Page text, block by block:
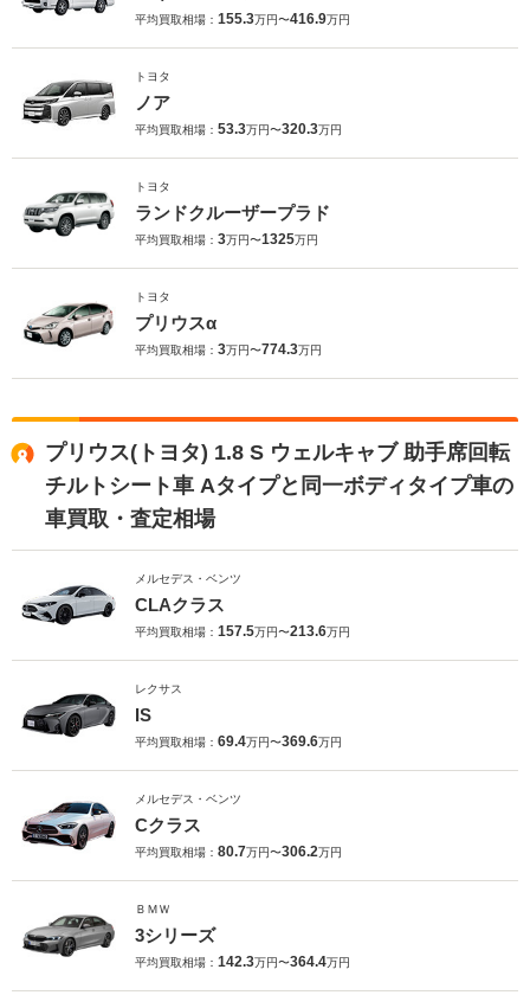
平均買取相場： 155.3万円〜416.9万円
トヨタ
ノア
平均買取相場： 53.3万円〜320.3万円
トヨタ
ランドクルーザープラド
平均買取相場： 3万円〜1325万円
トヨタ
プリウスα
平均買取相場： 3万円〜774.3万円
プリウス(トヨタ) 1.8 S ウェルキャブ 助手席回転
チルトシート車 Aタイプと同一ボディタイプ車の
車買取・査定相場
メルセデス・ベンツ
CLAクラス
平均買取相場： 157.5万円〜213.6万円
レクサス
IS
平均買取相場： 69.4万円〜369.6万円
メルセデス・ベンツ
Cクラス
平均買取相場： 80.7万円〜306.2万円
ＢＭＷ
3シリーズ
平均買取相場： 142.3万円〜364.4万円